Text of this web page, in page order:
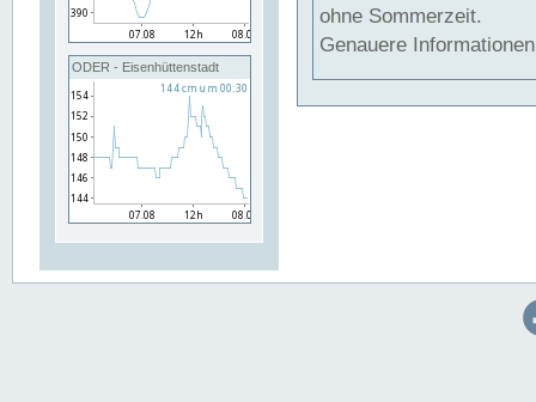
ODER - Eisenhüttenstadt
ohne Sommerzeit.
Genauere